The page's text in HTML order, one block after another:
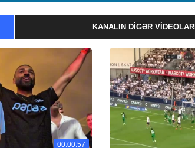
KANALIN DIGƏR VIDEOLARI
00:00:57